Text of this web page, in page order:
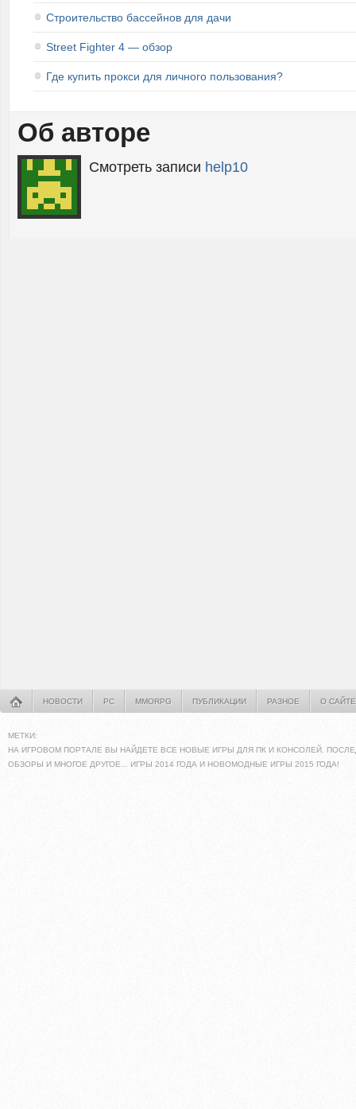
Строительство бассейнов для дачи
Street Fighter 4 — обзор
Где купить прокси для личного пользования?
Об авторе
Смотреть записи help10
НОВОСТИ PC MMORPG ПУБЛИКАЦИИ РАЗНОЕ О САЙТЕ
МЕТКИ:
НА ИГРОВОМ ПОРТАЛЕ ВЫ НАЙДЕТЕ ВСЕ НОВЫЕ ИГРЫ ДЛЯ ПК И КОНСОЛЕЙ.
ОБЗОРЫ И МНОГОЕ ДРУГОЕ... ИГРЫ 2014 ГОДА И НОВОМОДНЫЕ ИГРЫ 2015 ГОДА!